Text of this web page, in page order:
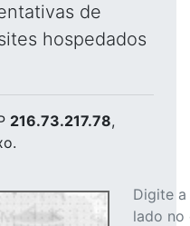
de
hospedados
216.73.217.78,
Digite
lado no